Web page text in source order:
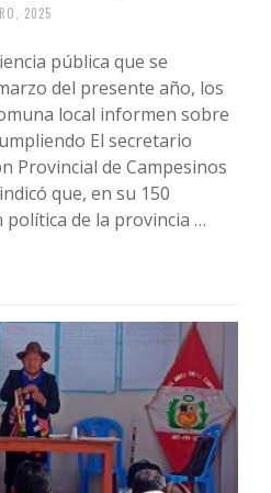
2025
pública que se
del presente año, los
local informen sobre
El secretario
Provincial de Campesinos
que, en su 150
de la provincia …